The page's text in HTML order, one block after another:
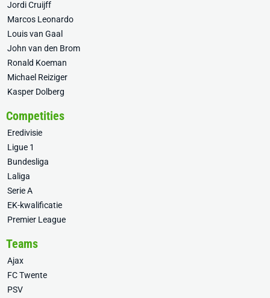
Jordi Cruijff
Marcos Leonardo
Louis van Gaal
John van den Brom
Ronald Koeman
Michael Reiziger
Kasper Dolberg
Competities
Eredivisie
Ligue 1
Bundesliga
Laliga
Serie A
EK-kwalificatie
Premier League
Teams
Ajax
FC Twente
PSV